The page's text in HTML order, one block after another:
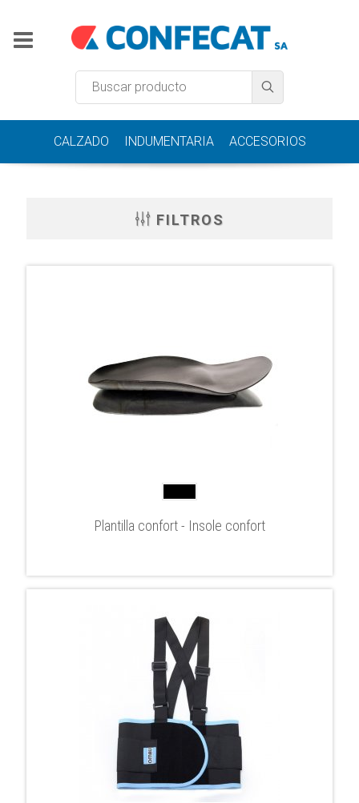
CALZADO INDUMENTARIA ACCESORIOS
FILTROS
Plantilla confort - Insole confort